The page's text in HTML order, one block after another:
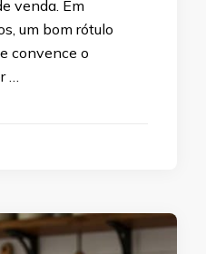
venda. Em
um bom rótulo
convence o